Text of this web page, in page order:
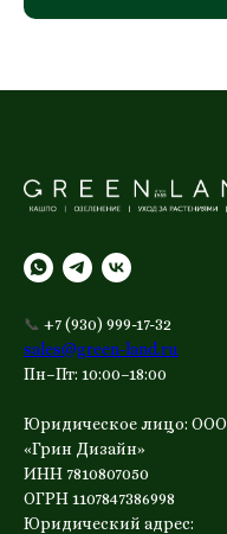
📞 +7 (930) 999-17-32
sales@green-land.ru
Пн–Пт: 10:00–18:00
Юридическое лицо: ООО
«Грин Дизайн»
ИНН 7810807050
ОГРН 1107847386998
Юридический адрес: